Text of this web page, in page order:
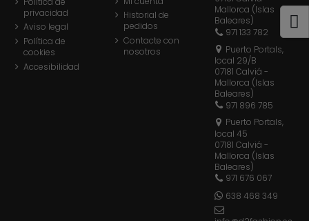
privacidad
Aviso legal
Política de
cookies
Accesibilidad
Historial de
pedidos
Contacte con
nosotros
Mallorca (Islas
Baleares)
971 133 782
Puerto Portals,
local 29/B
07181 Calviá -
Mallorca (Islas
Baleares)
971 896 785
Puerto Portals,
local 45
07181 Calviá -
Mallorca (Islas
Baleares)
971 676 067
638 468 349